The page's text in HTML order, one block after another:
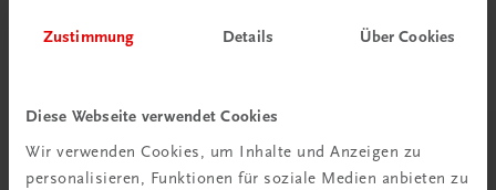
Zustimmung Details Über Cookies
Diese Webseite verwendet Cookies
Wir verwenden Cookies, um Inhalte und Anzeigen zu
personalisieren, Funktionen für soziale Medien anbieten zu